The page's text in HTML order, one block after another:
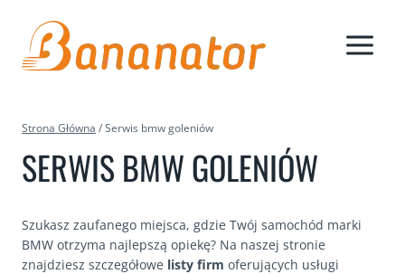
treści
Strona Główna /Serwis bmw goleniów
SERWIS BMW GOLENIÓW
Szukasz zaufanego miejsca, gdzie Twój samochód marki
BMW otrzyma najlepszą opiekę? Na naszej stronie
znajdziesz szczegółowe listy firm oferujących usługi